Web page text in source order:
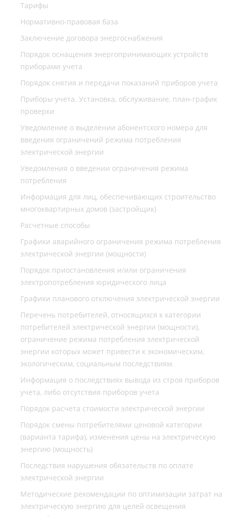
Тарифы
Нормативно-правовая база
Заключение договора энергоснабжения
Порядок оснащения энергопринимающих устройств
приборами учета
Порядок снятия и передачи показаний приборов учета
Приборы учета. Установка, обслуживание, план-график
проверки
Уведомление о выделении абонентского номера для
введения ограничений режима потребления
электрической энергии
Уведомления о введении ограничения режима
потребления
Информация для лиц, обеспечивающих строительство
многоквартирных домов (застройщик)
Расчетные способы
Графики аварийного ограничения режима потребления
электрической энергии (мощности)
Порядок приостановления и/или ограничения
электропотребления юридического лица
Графики планового отключения электрической энергии
Перечень потребителей, относящихся к категории
потребителей электрической энергии (мощности),
ограничение режима потребления электрической
энергии которых может привести к экономическим,
экологическим, социальным последствиям.
Информация о последствиях вывода из строя приборов
учета, либо отсутствия приборов учета
Порядок расчета стоимости электрической энергии
Порядок смены потребителями ценовой категории
(варианта тарифа), изменения цены на электрическую
энергию (мощность)
Последствия нарушения обязательств по оплате
электрической энергии
Методические рекомендации по оптимизации затрат на
электрическую энергию для целей освещения